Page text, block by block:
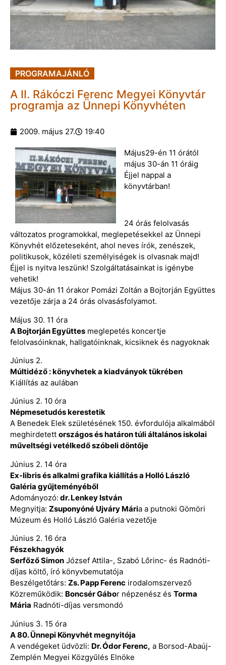
PROGRAMAJÁNLÓ
A II. Rákóczi Ferenc Megyei Könyvtár
programja az Ünnepi Könyvhéten
2009. május 27. 19:40
Május29-én 11 órától
május 30-án 11 óráig
Éjjel nappal a
könyvtárban!
24 órás felolvasás
változatos programokkal, meglepetésekkel az Ünnepi
Könyvhét előzeteseként, ahol neves írók, zenészek,
politikusok, közéleti személyiségek is olvasnak majd!
Éjjel is nyitva leszünk! Szolgáltatásainkat is igénybe
vehetik!
Május 30-án 11 órakor Pomázi Zoltán a Bojtorján Együttes
vezetője zárja a 24 órás olvasásfolyamot.
Május 30. 11 óra
A Bojtorján Együttes meglepetés koncertje
felolvasóinknak, hallgatóinknak, kicsiknek és nagyoknak
Június 2.
Múltidéző : könyvhetek a kiadványok tükrében
Kiállítás az aulában
Június 2. 10 óra
Népmesetudós kerestetik
A Benedek Elek születésének 150. évfordulója alkalmából
meghirdetett országos és határon túli általános iskolai
műveltségi vetélkedő szóbeli döntője
Június 2. 14 óra
Ex-libris és alkalmi grafika kiállítás a Holló László
Galéria gyűjteményéből
Adományozó: dr. Lenkey István
Megnyitja: Zsuponyóné Ujváry Mária a putnoki Gömöri
Múzeum és Holló László Galéria vezetője
Június 2. 16 óra
Fészekhagyók
Serfőző Simon József Attila-, Szabó Lőrinc- és Radnóti-
díjas költő, író könyvbemutatója
Beszélgetőtárs: Zs. Papp Ferenc irodalomszervező
Közreműködik: Boncsér Gábor népzenész és Torma
Mária Radnóti-díjas versmondó
Június 3. 15 óra
A 80. Ünnepi Könyvhét megnyitója
A vendégeket üdvözli: Dr. Ódor Ferenc, a Borsod-Abaúj-
Zemplén Megyei Közgyűlés Elnöke